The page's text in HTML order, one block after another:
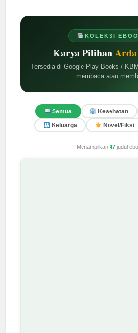
KOLEKSI
Karya Pilihan
Tersedia di Google Play Books /
membaca atau
Semua Kesehatan
Keluarga Novel/Fiksi
Menampilkan 47judul